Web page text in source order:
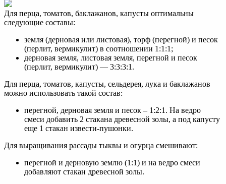
Для перца, томатов, баклажанов, капусты оптимальны
следующие составы:
земля (дерновая или листовая), торф (перегной) и песок
(перлит, вермикулит) в соотношении 1:1:1;
дерновая земля, листовая земля, перегной и песок
(перлит, вермикулит) — 3:3:3:1.
Для перца, томатов, капусты, сельдерея, лука и баклажанов
можно использовать такой состав:
перегной, дерновая земля и песок – 1:2:1. На ведро
смеси добавить 2 стакана древесной золы, а под капусту
еще 1 стакан извести-пушонки.
Для выращивания рассады тыквы и огурца смешивают:
перегной и дерновую землю (1:1) и на ведро смеси
добавляют стакан древесной золы.